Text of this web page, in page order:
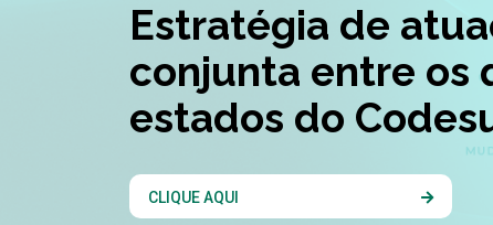
Estratégia de
conjunta entre os
estados do
CLIQUE AQUI